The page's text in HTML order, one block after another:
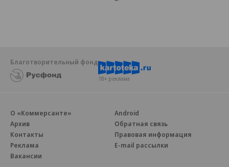
Благотворительный фонд
18+ реклама
О «Коммерсанте»
Архив
Контакты
Реклама
Вакансии
Android
Обратная связь
Правовая информация
E-mail рассылки